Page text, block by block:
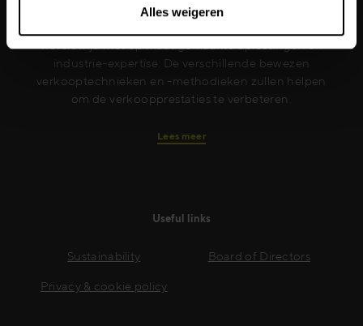
Alles weigeren
dan 50 landen in staat om sales excellence te
industrie-expertise. De verschillende bewezen
verkooptechnieken en -methodieken zullen helpen
om de verkoopprestaties te verbeteren.
Lees meer
Useful links
Sustainability
Privacy & cookie policy
Board of Directors